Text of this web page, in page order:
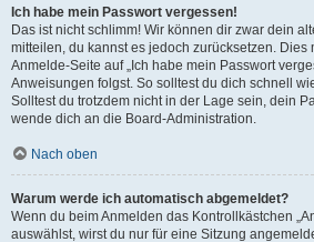
Ich habe mein Passwort vergessen!
Das ist nicht schlimm! Wir können dir zwar dein
mitteilen, du kannst es jedoch zurücksetzen. Dies
Anmelde-Seite auf „Ich habe mein Passwort
Anweisungen folgst. So solltest du dich schnell
Solltest du trotzdem nicht in der Lage sein, dein
wende dich an die Board-Administration.
Nach oben
Warum werde ich automatisch abgemeldet?
Wenn du beim Anmelden das Kontrollkästchen
auswählst, wirst du nur für eine Sitzung